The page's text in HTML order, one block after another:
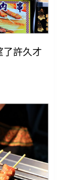
了許久才